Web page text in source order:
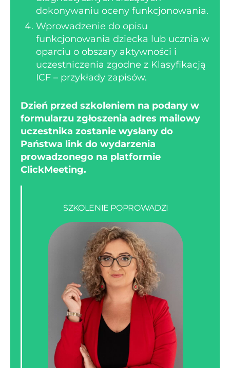
dokonywaniu oceny funkcjonowania.
Wprowadzenie do opisu
funkcjonowania dziecka lub ucznia w
oparciu o obszary aktywności i
uczestniczenia zgodne z Klasyfikacją
ICF – przykłady zapisów.
Dzień przed szkoleniem na podany w
formularzu zgłoszenia adres mailowy
uczestnika zostanie wysłany do
Państwa link do wydarzenia
prowadzonego na platformie
ClickMeeting.
SZKOLENIE POPROWADZI